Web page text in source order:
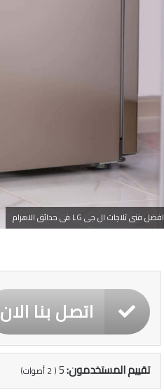
افضل فنى ثلاجات ال جى LG فى حدائق الاهرام
اتصل بنا الان
تقييم المستخدمون:5
(
2أصوات)